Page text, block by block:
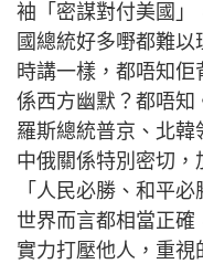
袖「密謀對付美國」
國總統好多嘢都難
時講一樣，都唔知
係西方幽默？都唔
羅斯總統普京、北
中俄關係特別密切，
「人民必勝、和平
世界而言都相當正
實力打壓他人，重視